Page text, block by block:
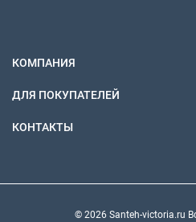
КОМПАНИЯ
ДЛЯ ПОКУПАТЕЛЕЙ
КОНТАКТЫ
© 2026 Santeh-victoria.ru